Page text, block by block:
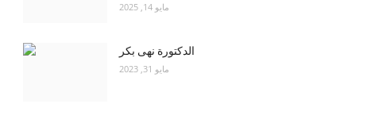
مايو 14, 2025
الدكتورة نهى بكر
مايو 31, 2023